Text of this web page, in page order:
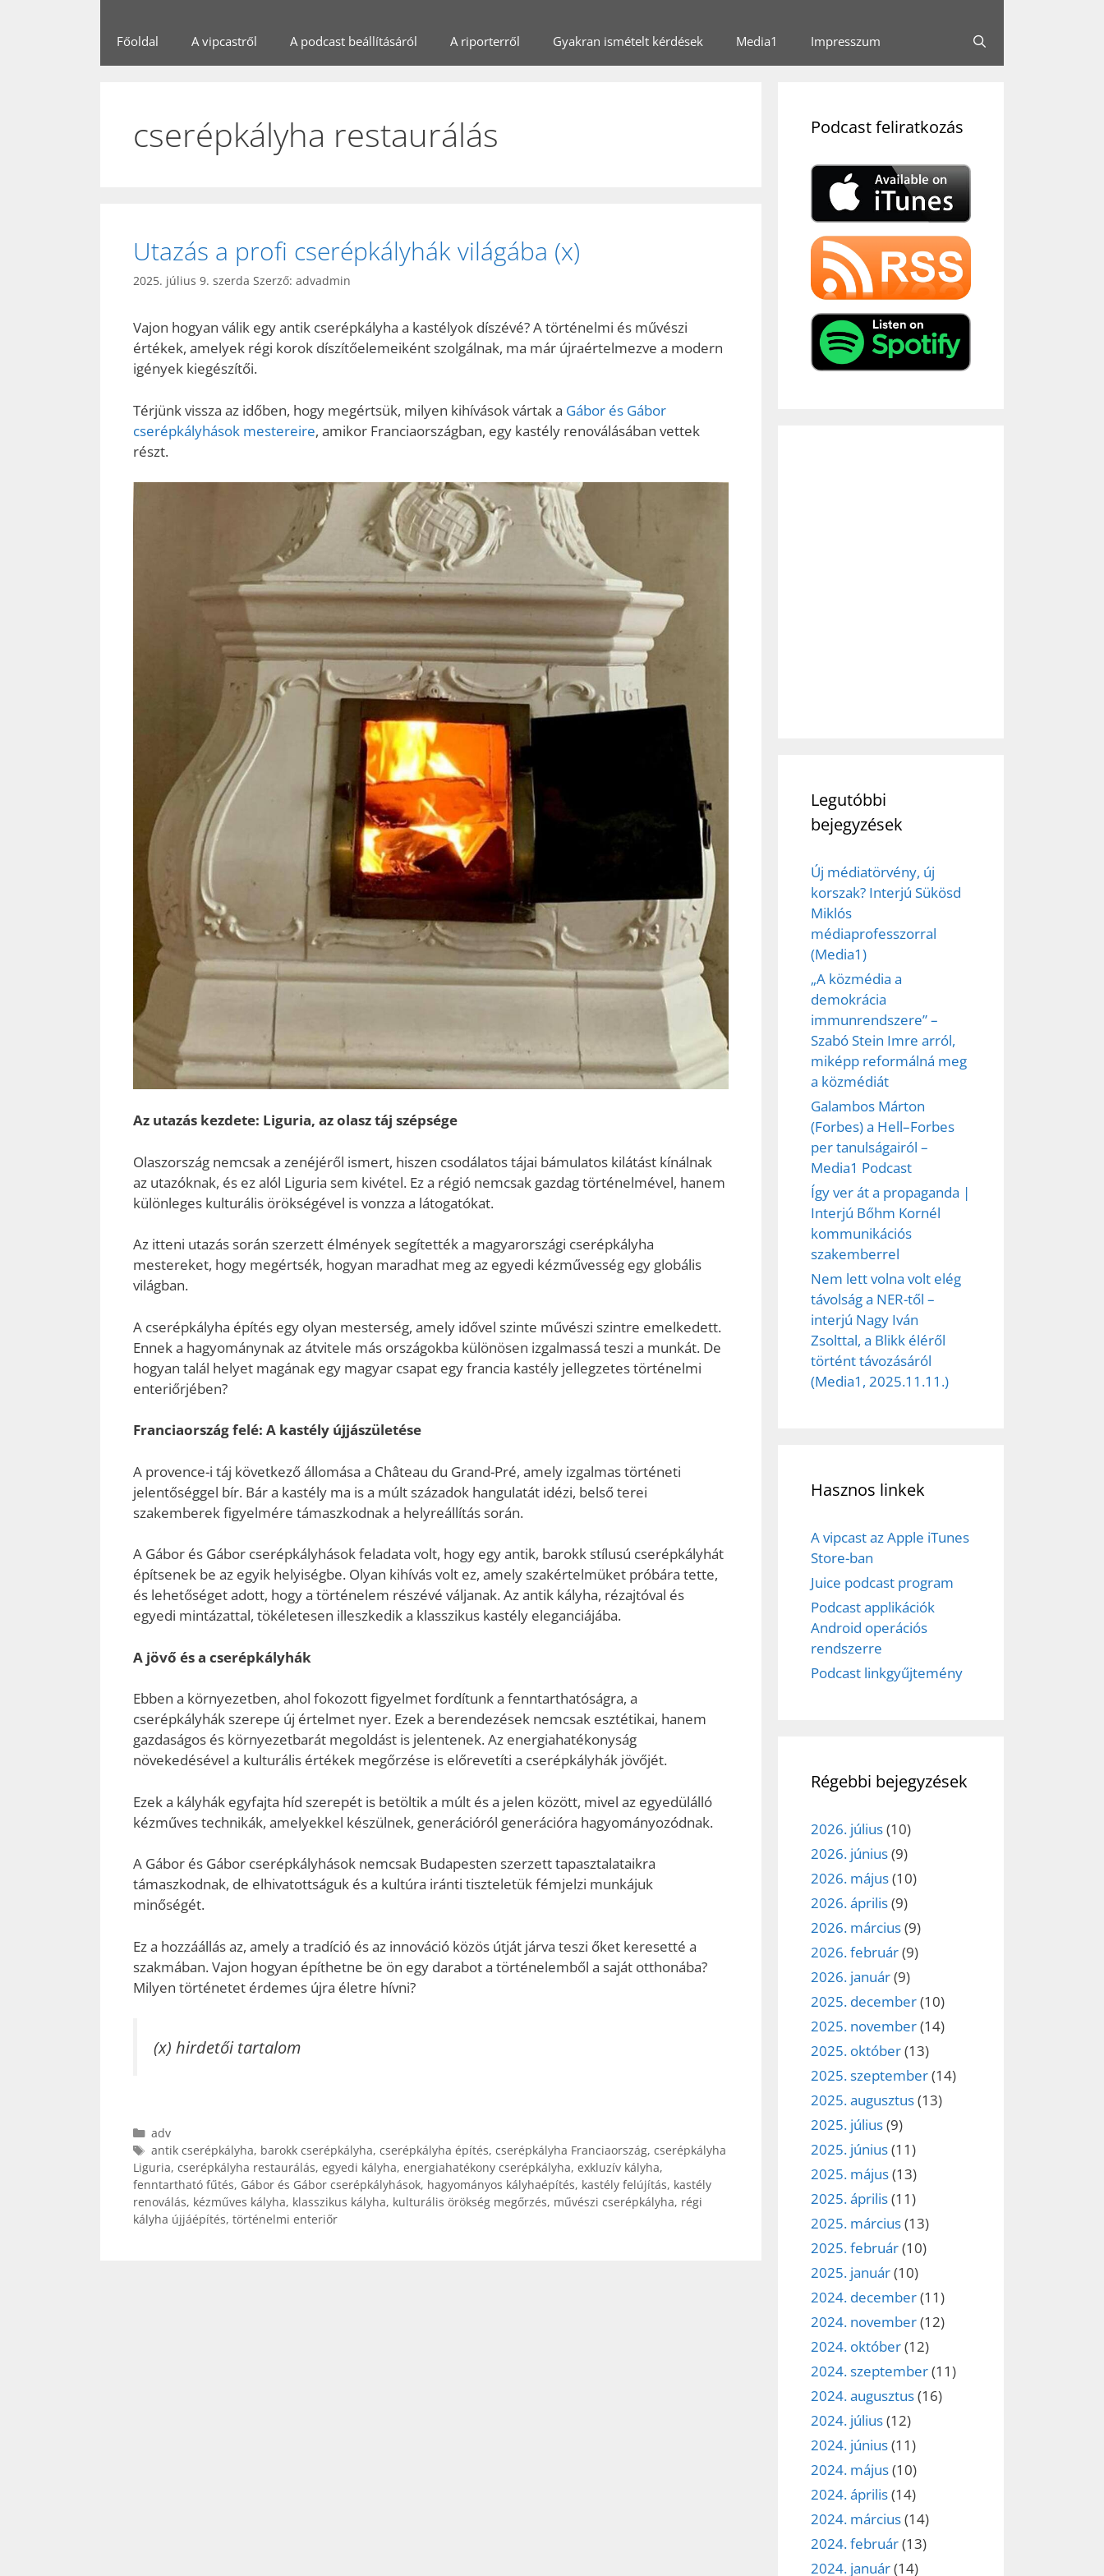
Főoldal A vipcastről A podcast beállításáról A riporterről Gyakran ismételt kérdések Media1 Impresszum
cserépkályha restaurálás
Utazás a profi cserépkályhák világába (x)
2025. július 9. szerda Szerző: advadmin
Vajon hogyan válik egy antik cserépkályha a kastélyok díszévé? A történelmi és művészi
értékek, amelyek régi korok díszítőelemeiként szolgálnak, ma már újraértelmezve a modern
igények kiegészítői.
Térjünk vissza az időben, hogy megértsük, milyen kihívások vártak a Gábor és Gábor
cserépkályhások mestereire, amikor Franciaországban, egy kastély renoválásában vettek
részt.
Az utazás kezdete: Liguria, az olasz táj szépsége
Olaszország nemcsak a zenéjéről ismert, hiszen csodálatos tájai bámulatos kilátást kínálnak
az utazóknak, és ez alól Liguria sem kivétel. Ez a régió nemcsak gazdag történelmével, hanem
különleges kulturális örökségével is vonzza a látogatókat.
Az itteni utazás során szerzett élmények segítették a magyarországi cserépkályha
mestereket, hogy megértsék, hogyan maradhat meg az egyedi kézművesség egy globális
világban.
A cserépkályha építés egy olyan mesterség, amely idővel szinte művészi szintre emelkedett.
Ennek a hagyománynak az átvitele más országokba különösen izgalmassá teszi a munkát. De
hogyan talál helyet magának egy magyar csapat egy francia kastély jellegzetes történelmi
enteriőrjében?
Franciaország felé: A kastély újjászületése
A provence-i táj következő állomása a Château du Grand-Pré, amely izgalmas történeti
jelentőséggel bír. Bár a kastély ma is a múlt századok hangulatát idézi, belső terei
szakemberek figyelmére támaszkodnak a helyreállítás során.
A Gábor és Gábor cserépkályhások feladata volt, hogy egy antik, barokk stílusú cserépkályhát
építsenek be az egyik helyiségbe. Olyan kihívás volt ez, amely szakértelmüket próbára tette,
és lehetőséget adott, hogy a történelem részévé váljanak. Az antik kályha, rézajtóval és
egyedi mintázattal, tökéletesen illeszkedik a klasszikus kastély eleganciájába.
A jövő és a cserépkályhák
Ebben a környezetben, ahol fokozott figyelmet fordítunk a fenntarthatóságra, a
cserépkályhák szerepe új értelmet nyer. Ezek a berendezések nemcsak esztétikai, hanem
gazdaságos és környezetbarát megoldást is jelentenek. Az energiahatékonyság
növekedésével a kulturális értékek megőrzése is előrevetíti a cserépkályhák jövőjét.
Ezek a kályhák egyfajta híd szerepét is betöltik a múlt és a jelen között, mivel az egyedülálló
kézműves technikák, amelyekkel készülnek, generációról generációra hagyományozódnak.
A Gábor és Gábor cserépkályhások nemcsak Budapesten szerzett tapasztalataikra
támaszkodnak, de elhivatottságuk és a kultúra iránti tiszteletük fémjelzi munkájuk
minőségét.
Ez a hozzáállás az, amely a tradíció és az innováció közös útját járva teszi őket keresetté a
szakmában. Vajon hogyan építhetne be ön egy darabot a történelemből a saját otthonába?
Milyen történetet érdemes újra életre hívni?
(x) hirdetői tartalom
Kategória
adv
Címkék
antik cserépkályha, barokk cserépkályha, cserépkályha építés, cserépkályha Franciaország, cserépkályha
Liguria, cserépkályha restaurálás, egyedi kályha, energiahatékony cserépkályha, exkluzív kályha,
fenntartható fűtés, Gábor és Gábor cserépkályhások, hagyományos kályhaépítés, kastély felújítás, kastély
renoválás, kézműves kályha, klasszikus kályha, kulturális örökség megőrzés, művészi cserépkályha, régi
kályha újjáépítés, történelmi enteriőr
Podcast feliratkozás
Legutóbbi
bejegyzések
Új médiatörvény, új
korszak? Interjú Sükösd
Miklós
médiaprofesszorral
(Media1)
„A közmédia a
demokrácia
immunrendszere” –
Szabó Stein Imre arról,
miképp reformálná meg
a közmédiát
Galambos Márton
(Forbes) a Hell–Forbes
per tanulságairól –
Media1 Podcast
Így ver át a propaganda |
Interjú Bőhm Kornél
kommunikációs
szakemberrel
Nem lett volna volt elég
távolság a NER-től –
interjú Nagy Iván
Zsolttal, a Blikk éléről
történt távozásáról
(Media1, 2025.11.11.)
Hasznos linkek
A vipcast az Apple iTunes
Store-ban
Juice podcast program
Podcast applikációk
Android operációs
rendszerre
Podcast linkgyűjtemény
Régebbi bejegyzések
2026. július(10)
2026. június(9)
2026. május(10)
2026. április(9)
2026. március(9)
2026. február(9)
2026. január(9)
2025. december(10)
2025. november(14)
2025. október(13)
2025. szeptember(14)
2025. augusztus(13)
2025. július(9)
2025. június(11)
2025. május(13)
2025. április(11)
2025. március(13)
2025. február(10)
2025. január(10)
2024. december(11)
2024. november(12)
2024. október(12)
2024. szeptember(11)
2024. augusztus(16)
2024. július(12)
2024. június(11)
2024. május(10)
2024. április(14)
2024. március(14)
2024. február(13)
2024. január(14)